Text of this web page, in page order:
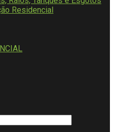
Residencial